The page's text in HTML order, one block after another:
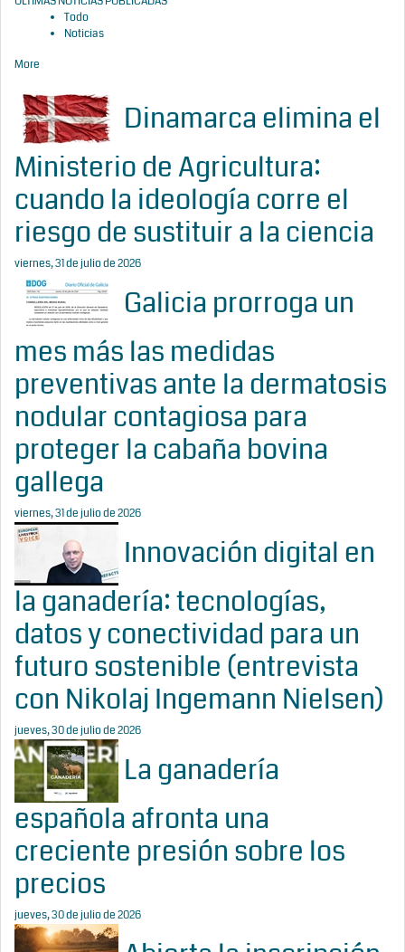
Todo
Noticias
More
Dinamarca elimina el
Ministerio de Agricultura:
cuando la ideología corre el
riesgo de sustituir a la ciencia
viernes, 31 de julio de 2026
Galicia prorroga un
mes más las medidas
preventivas ante la dermatosis
nodular contagiosa para
proteger la cabaña bovina
gallega
viernes, 31 de julio de 2026
Innovación digital en
la ganadería: tecnologías,
datos y conectividad para un
futuro sostenible (entrevista
con Nikolaj Ingemann Nielsen)
jueves, 30 de julio de 2026
La ganadería
española afronta una
creciente presión sobre los
precios
jueves, 30 de julio de 2026